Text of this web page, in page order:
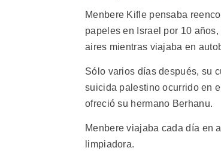
Menbere Kifle pensaba
papeles en Israel por 10
aires mientras viajaba en
Sólo varios días después, su
suicida palestino ocurrido en
ofreció su hermano Berhanu.
Menbere viajaba cada día en
limpiadora.